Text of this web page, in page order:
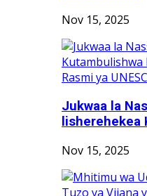
Nov 15, 2025
Jukwaa la
lisherehekea
Nov 15, 2025